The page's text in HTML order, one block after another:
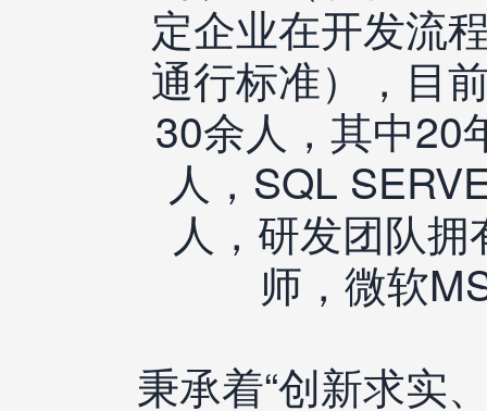
定企业在开发流
通行标准），目
30余人，其中20
人，SQL
人，研发团队
师，微软
秉承着“创新求实